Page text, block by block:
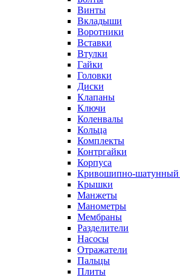
Винты
Вкладыши
Воротники
Вставки
Втулки
Гайки
Головки
Диски
Клапаны
Ключи
Коленвалы
Кольца
Комплекты
Контргайки
Корпуса
Кривошипно-шатунный
Крышки
Манжеты
Манометры
Мембраны
Разделители
Насосы
Отражатели
Пальцы
Плиты